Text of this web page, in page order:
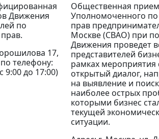
Движения
по
17,
телефону:
9:00 до 17:00)
Общественная
Уполномоченного
прав
Москве (СВАО) при
Движения проведет
представителей
рамках мероприятия
открытый диалог,
на выявление и
наиболее острых
которыми бизнес
текущей
ситуации.